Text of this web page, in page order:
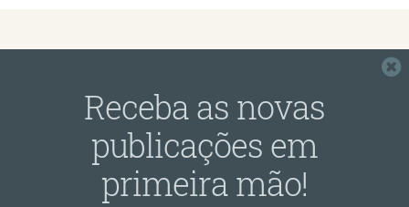
Receba as novas
publicações em
primeira mão!